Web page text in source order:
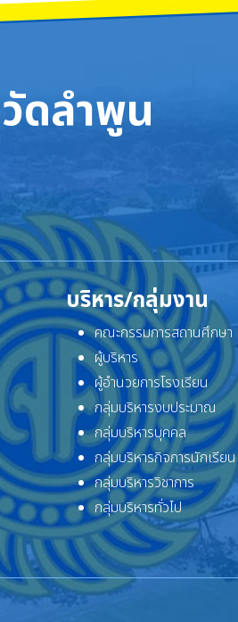
ดลำพูน
บริหาร/กลุ่มงาน
คณะกรรมการสถานศึกษา
ผู้บริหาร
ผู้อำนวยการโรงเรียน
กลุ่มบริหารงบประมาณ
กลุ่มบริหารบุคคล
กลุ่มบริหารกิจการนักเรียน
กลุ่มบริหารวิชาการ
กลุ่มบริหารทั่วไป